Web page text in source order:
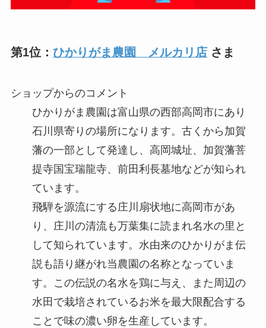
第1位： ひかりがま農園 メルカリ店さま
ショップからのコメント
ひかりがま農園は富山県の西部高岡市にあり
石川県寄りの場所になります。古くから加賀
藩の一部として発達し、高岡城址、加賀藩菩
提寺国宝瑞龍寺、前田利長墓地などが知られ
ています。
飛騨を源流にする庄川扇状地に高岡市があ
り、庄川の清流も万葉集に読まれ名水の里と
して知られています。水由来のひかりがま伝
説も語り継がれ当農園の名称となっていま
す。この伝説の名水を鶏に与え、また周辺の
水田で栽培されているお米を最大限配合する
ことで味の濃い卵を生産しています。